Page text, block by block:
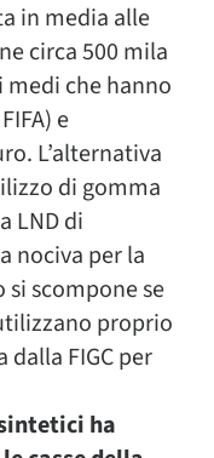
in media alle
circa 500 mila
che hanno
e
L’alternativa
di gomma
LND di
nociva per la
scompone se
proprio
FIGC per
ha